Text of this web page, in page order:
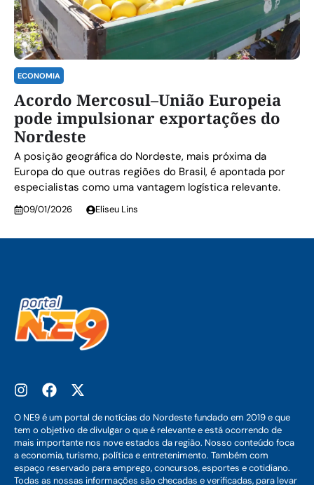
ECONOMIA
Acordo Mercosul–União Europeia
pode impulsionar exportações do
Nordeste
A posição geográfica do Nordeste, mais próxima da
Europa do que outras regiões do Brasil, é apontada por
especialistas como uma vantagem logística relevante.
09/01/2026 Eliseu Lins
O NE9 é um portal de notícias do Nordeste fundado em 2019 e que
tem o objetivo de divulgar o que é relevante e está ocorrendo de
mais importante nos nove estados da região. Nosso conteúdo foca
a economia, turismo, política e entretenimento. Também com
espaço reservado para emprego, concursos, esportes e cotidiano.
Todas as nossas informações são checadas e verificadas, para levar